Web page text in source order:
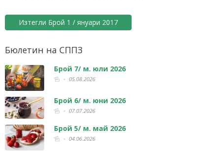
Изтегли Брой 1 / януари 2017
Бюлетин на СППЗ
Брой 7/ м. юли 2026
05.08.2026
Брой 6/ м. юни 2026
07.07.2026
Брой 5/ м. май 2026
04.06.2026